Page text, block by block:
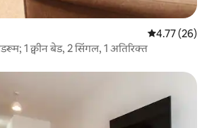
औसत रेटिंग 5 में
4.77 (26)
टेनफ़िफ़्टीन 2 बेडरूम; 1 क्वीन बेड, 2 सिंगल, 1 अतिरिक्त